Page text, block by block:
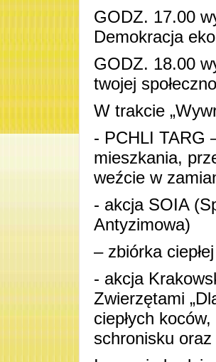
GODZ. 17.00
Demokracja
GODZ. 18.00
twojej
W trakcie
- PCHLI TARG
mieszkania,
weźcie w
- akcja SOIA
Antyzimowa)
– zbiórka
- akcja
Zwierzętami
ciepłych
schronisku